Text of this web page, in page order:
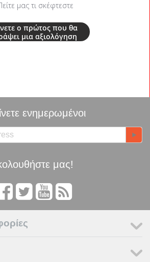
μας τι σκέφτεστε
ο πρώτος που θα
μια αξιολόγηση
ενημερωμένοι
μας!